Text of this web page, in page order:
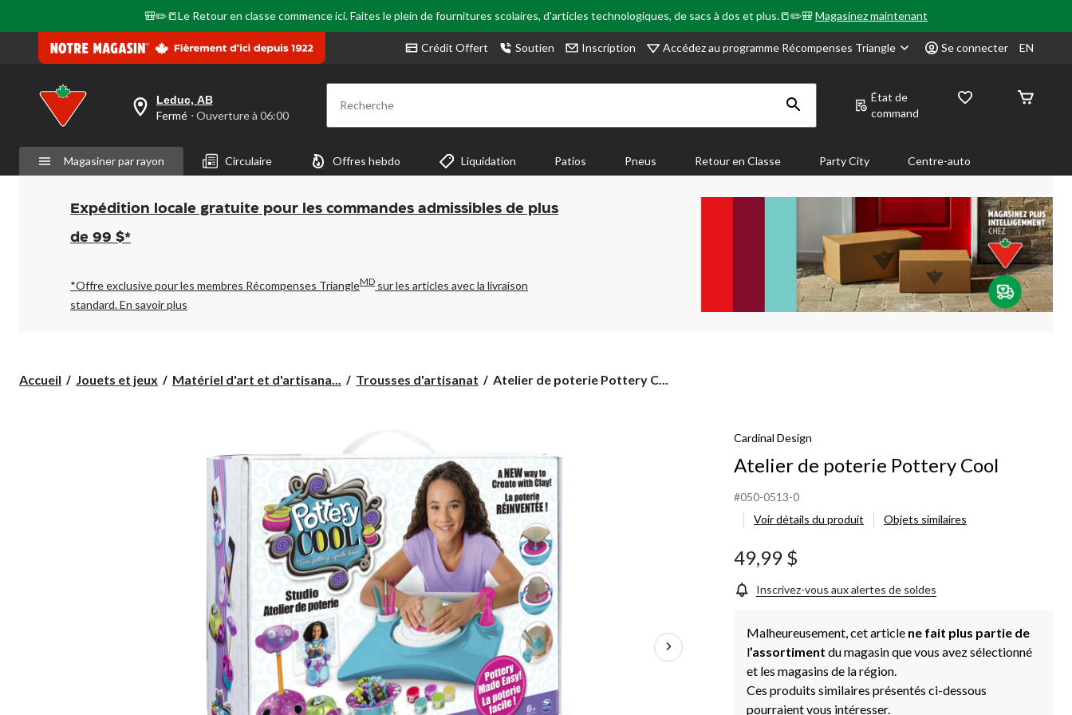
🎒✏️📒Le Retour en classe commence ici. Faites le plein de fournitures scolaires, d'articles technologiques, de sacs à dos et plus.📒✏️🎒Magasinez maintenant
Crédit Offert Soutien Inscription Accédez au programme Récompenses Triangle Se connecter EN
votre
est
Leduc,
AB,
Fermé,
Ouverture
à
pour
changer
Leduc, AB
Fermé ⋅ Ouverture à 06:00 Recherche
État de
command
Magasiner par rayon Circulaire Offres hebdo Liquidation Patios Pneus Retour en Classe Party City Centre-auto
Expédition locale gratuite pour les commandes admissibles de plus
de 99 $*
*Offre exclusive pour les membres Récompenses TriangleMD sur les articles avec la livraison
standard.En savoir plus
Accueil Jouets et jeux Matériel d'art et d'artisana... Trousses d'artisanat
Atelier
Atelier de poterie Pottery C...
Cardinal Design
Atelier de poterie Pottery Cool
#050-0513-0
Voir détails du produit
Objets similaires
49,99 $
Inscrivez-vous aux alertes de soldes
Malheureusement, cet article ne fait plus partie de
l’assortiment du magasin que vous avez sélectionné
et les magasins de la région.
Ces produits similaires présentés ci-dessous
pourraient vous intéresser.